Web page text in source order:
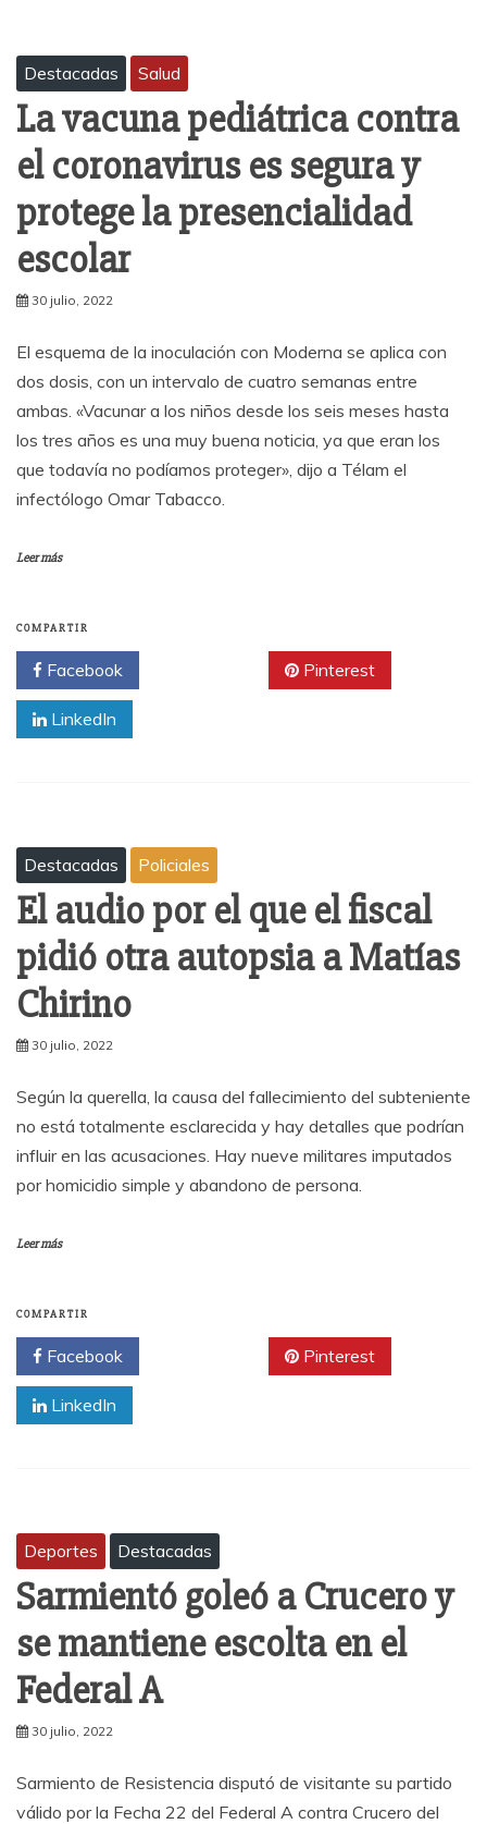
Destacadas Salud
La vacuna pediátrica contra
el coronavirus es segura y
protege la presencialidad
escolar
30 julio, 2022
El esquema de la inoculación con Moderna se aplica con
dos dosis, con un intervalo de cuatro semanas entre
ambas. «Vacunar a los niños desde los seis meses hasta
los tres años es una muy buena noticia, ya que eran los
que todavía no podíamos proteger», dijo a Télam el
infectólogo Omar Tabacco.
Leer más
COMPARTIR
Facebook Pinterest
LinkedIn
Destacadas Policiales
El audio por el que el fiscal
pidió otra autopsia a Matías
Chirino
30 julio, 2022
Según la querella, la causa del fallecimiento del subteniente
no está totalmente esclarecida y hay detalles que podrían
influir en las acusaciones. Hay nueve militares imputados
por homicidio simple y abandono de persona.
Leer más
COMPARTIR
Facebook Pinterest
LinkedIn
Deportes Destacadas
Sarmientó goleó a Crucero y
se mantiene escolta en el
Federal A
30 julio, 2022
Sarmiento de Resistencia disputó de visitante su partido
válido por la Fecha 22 del Federal A contra Crucero del